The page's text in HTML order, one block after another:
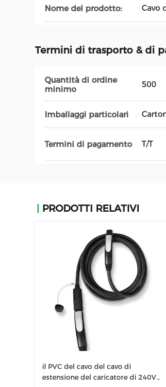
Nome del prodotto: Cavo
Termini di trasporto & di
Quantità di ordine
minimo
500
Imballaggi particolari
Termini di pagamento T/T
PRODOTTI RELATIVI
il PVC del cavo del cavo di
estensione del caricatore di 240V